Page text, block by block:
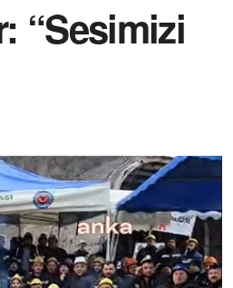
“Sesimizi